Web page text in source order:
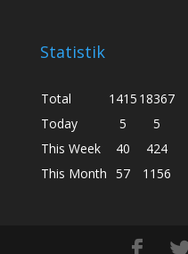
Statistik
Total 1415 18367
Today
5
5
This Week
40
424
This Month 57 1156